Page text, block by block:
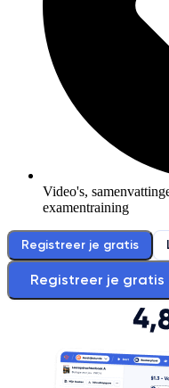
Video's,
examentraining
Registreer je gratis
Registreer je gratis